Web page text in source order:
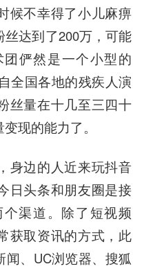
候不幸得了小儿麻痹
达到了200万，可能
俨然是一个小型的
全国各地的残疾人演
丝量在十几至三四十
现的能力了。
边的人近来玩抖音
日头条和朋友圈是接
渠道。除了短视频
获取资讯的方式，此
闻、UC浏览器、搜狐